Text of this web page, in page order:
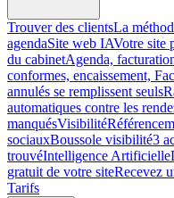
Trouver des clientsLa
agendaSite web IAVotre site
du cabinetAgenda,
conformes, encaissement,
annulés se remplissent seuls
automatiques contre les
manquésVisibilité
sociauxBoussole visibilité3
trouvéIntelligence Artificielle
gratuit de votre siteRecevez
Tarifs